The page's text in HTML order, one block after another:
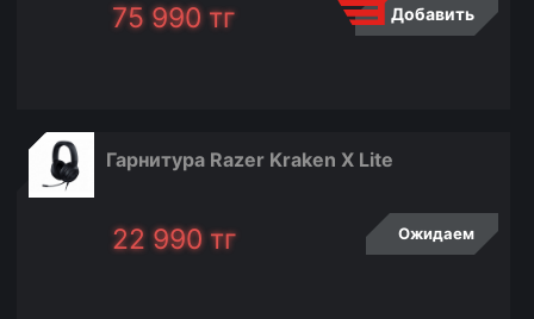
Добавить
75 990тг
Гарнитура Razer Kraken X Lite
Ожидаем
22 990тг